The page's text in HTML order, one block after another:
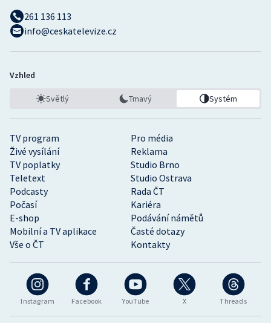
Instagram Facebook YouTube X Threads
TV program
Pro média
Živé vysílání
Reklama
TV poplatky
Studio Brno
Teletext
Studio Ostrava
Podcasty
Rada ČT
Počasí
Kariéra
E-shop
Podávání námětů
Mobilní a TV aplikace
Časté dotazy
Vše o ČT
Kontakty
261 136 113
info@ceskatelevize.cz
Vzhled
Světlý Tmavý Systém